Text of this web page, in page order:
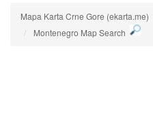
Mapa Karta Crne Gore (ekarta.me)
Montenegro Map Search